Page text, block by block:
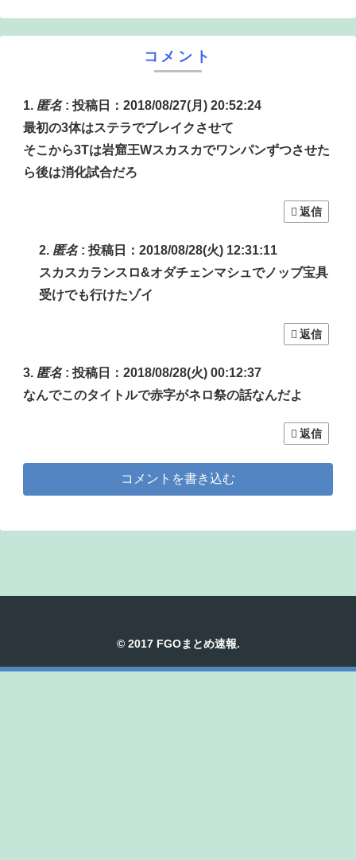
コメント
匿名: 投稿日：2018/08/27(月) 20:52:24
最初の3体はステラでブレイクさせて
そこから3Tは岩窟王Wスカスカでワンパンずつさせた
ら後は消化試合だろ
返信
匿名: 投稿日：2018/08/28(火) 12:31:11
スカスカランスロ&オダチェンマシュでノッブ宝具
受けでも行けたゾイ
返信
匿名: 投稿日：2018/08/28(火) 00:12:37
なんでこのタイトルで赤字がネロ祭の話なんだよ
返信
コメントを書き込む
© 2017 FGOまとめ速報.